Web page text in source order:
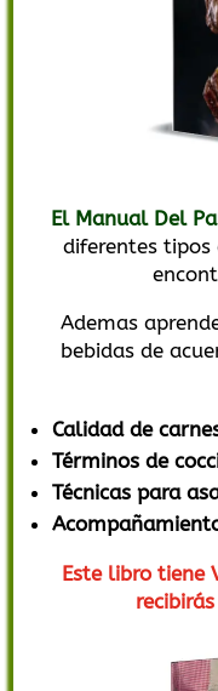
El Manual Del
diferentes tipos
Ademas
bebidas de
Calidad de
Términos de
Técnicas para
Este libro tiene